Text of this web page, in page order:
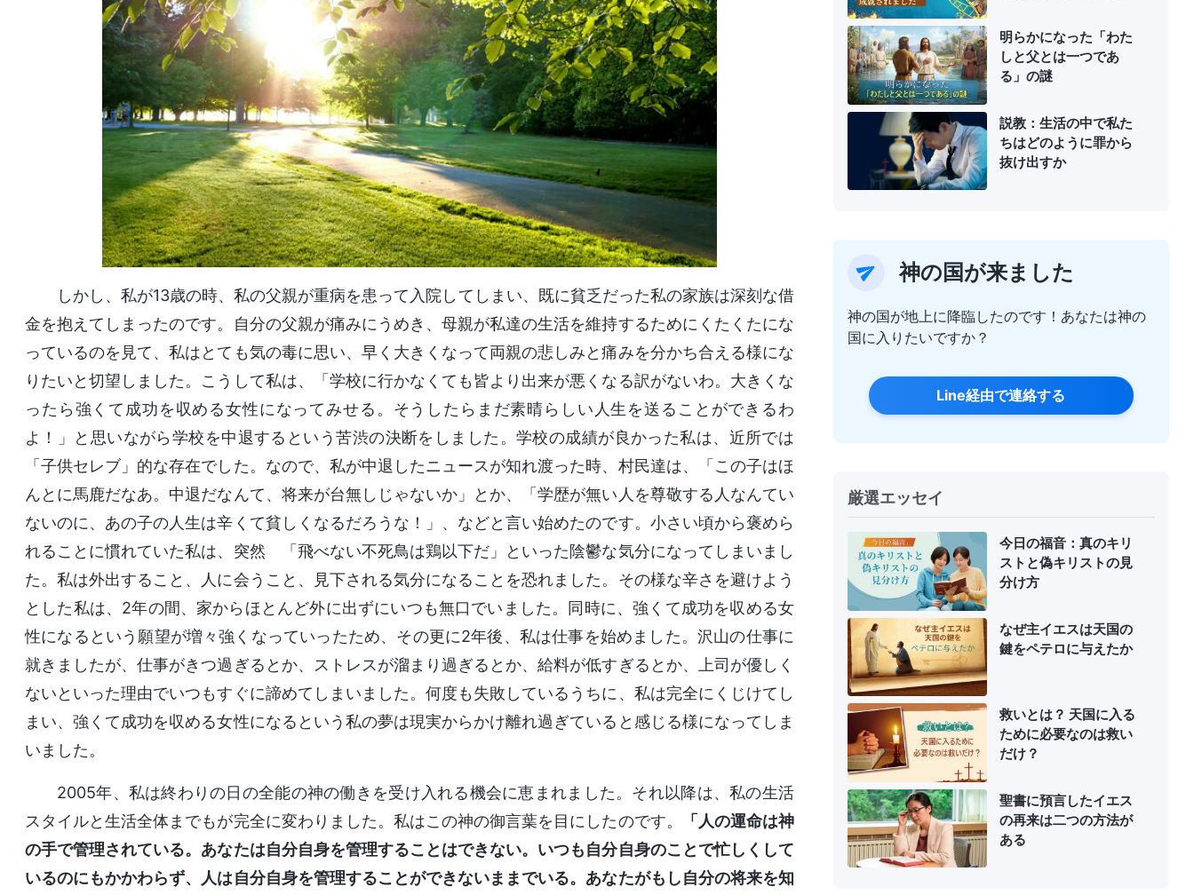
しかし、私が13歳の時、私の父親が重病を患って入院してしまい、既に貧乏だった私の家族は深刻な借
金を抱えてしまったのです。自分の父親が痛みにうめき、母親が私達の生活を維持するためにくたくたにな
っているのを見て、私はとても気の毒に思い、早く大きくなって両親の悲しみと痛みを分かち合える様にな
りたいと切望しました。こうして私は、「学校に行かなくても皆より出来が悪くなる訳がないわ。大きくな
ったら強くて成功を収める女性になってみせる。そうしたらまだ素晴らしい人生を送ることができるわ
よ！」と思いながら学校を中退するという苦渋の決断をしました。学校の成績が良かった私は、近所では
「子供セレブ」的な存在でした。なので、私が中退したニュースが知れ渡った時、村民達は、「この子はほ
んとに馬鹿だなあ。中退だなんて、将来が台無しじゃないか」とか、「学歴が無い人を尊敬する人なんてい
ないのに、あの子の人生は辛くて貧しくなるだろうな！」、などと言い始めたのです。小さい頃から褒めら
れることに慣れていた私は、突然 「飛べない不死鳥は鶏以下だ」といった陰鬱な気分になってしまいまし
た。私は外出すること、人に会うこと、見下される気分になることを恐れました。その様な辛さを避けよう
とした私は、2年の間、家からほとんど外に出ずにいつも無口でいました。同時に、強くて成功を収める女
性になるという願望が増々強くなっていったため、その更に2年後、私は仕事を始めました。沢山の仕事に
就きましたが、仕事がきつ過ぎるとか、ストレスが溜まり過ぎるとか、給料が低すぎるとか、上司が優しく
ないといった理由でいつもすぐに諦めてしまいました。何度も失敗しているうちに、私は完全にくじけてし
まい、強くて成功を収める女性になるという私の夢は現実からかけ離れ過ぎていると感じる様になってしま
いました。
2005年、私は終わりの日の全能の神の働きを受け入れる機会に恵まれました。それ以降は、私の生活
スタイルと生活全体までもが完全に変わりました。私はこの神の御言葉を目にしたのです。
「人の運命は神
の手で管理されている。あなたは自分自身を管理することはできない。いつも自分自身のことで忙しくして
いるのにもかかわらず、人は自分自身を管理することができないままでいる。あなたがもし自分の将来を知
明らかになった「わた
しと父とは一つであ
る」の謎
説教：生活の中で私た
ちはどのように罪から
抜け出すか
神の国が来ました
神の国が地上に降臨したのです！あなたは神の
国に入りたいですか？
Line経由で連絡する
厳選エッセイ
今日の福音：真のキリ
ストと偽キリストの見
分け方
なぜ主イエスは天国の
鍵をペテロに与えたか
救いとは？ 天国に入る
ために必要なのは救い
だけ？
聖書に預言したイエス
の再来は二つの方法が
ある